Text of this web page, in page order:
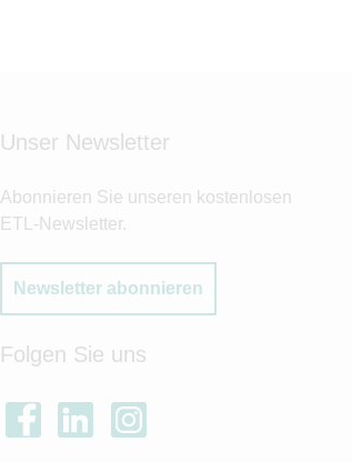
Unser Newsletter
Abonnieren Sie unseren kostenlosen
ETL-Newsletter.
Newsletter abonnieren
Folgen Sie uns